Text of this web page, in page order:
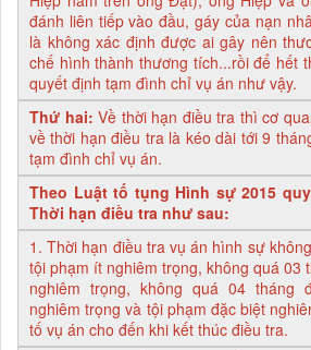
đánh liên tiếp vào đầu, gáy của nạn
là không xác định được ai gây nên
chế hình thành thương tích...rồi để hết
quyết định tạm đình chỉ vụ án như vậy.
Thứ hai: Về thời hạn điều tra thì cơ
về thời hạn điều tra là kéo dài tới 9
tạm đình chỉ vụ án.
Theo Luật tố tụng Hình sự 2015
Thời hạn điều tra như sau:
1. Thời hạn điều tra vụ án hình sự
tội phạm ít nghiêm trọng, không quá 03
nghiêm trọng, không quá 04 tháng
nghiêm trọng và tội phạm đặc biệt
tố vụ án cho đến khi kết thúc điều tra.